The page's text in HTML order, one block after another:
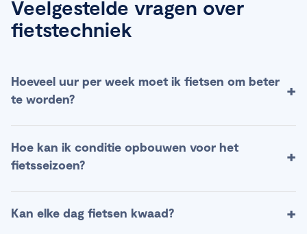
Veelgestelde vragen over
fietstechniek
Hoeveel uur per week moet ik fietsen om beter
te worden?
+
De meeste recreatieve fietsers merken vooruitgang
met 3–5 uur fietsen per week, verdeeld over
duurtrainingen, techniek en wat intensiteit.
Hoe kan ik conditie opbouwen voor het
fietsseizoen?
+
Begin met rustige duurtrainingen
, bouw de omvang
Kan elke dag fietsen kwaad? +